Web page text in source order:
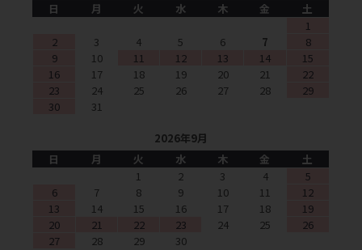
日
月 火 水 木 金
土
1
2
3 4 5 6 7
8
9
10 11 12 13 14
15
16
17 18 19 20 21
22
23
24 25 26 27 28
29
30
31
2026年9月
日
月 火 水 木 金
土
1
2 3 4
5
6
7 8 9 10 11
12
13
14 15 16 17 18
19
20
21 22 23 24 25
26
27
28 29 30